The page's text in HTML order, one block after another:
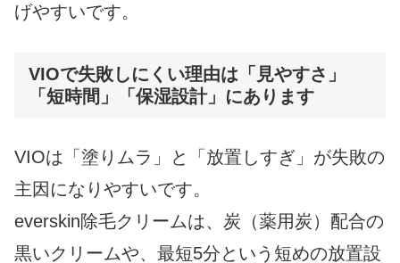
げやすいです。
VIOで失敗しにくい理由は「見やすさ」
「短時間」「保湿設計」にあります
VIOは「塗りムラ」と「放置しすぎ」が失敗の
主因になりやすいです。
everskin除毛クリームは、炭（薬用炭）配合の
黒いクリームや、最短5分という短めの放置設